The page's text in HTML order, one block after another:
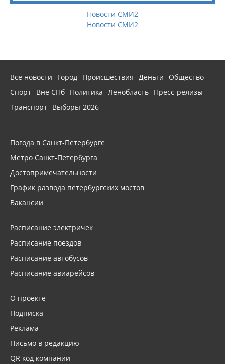
Новости СМИ2
Новости СМИ2
Все новости Город Происшествия Деньги
Общество
Спорт Вне СПб Политика Ленобласть Пресс-релизы
Транспорт Выборы-2026
Погода в Санкт-Петербурге
Метро Санкт-Петербурга
Достопримечательности
График развода петербургских мостов
Вакансии
Расписание электричек
Расписание поездов
Расписание автобусов
Расписание авиарейсов
О проекте
Подписка
Реклама
Письмо в редакцию
QR код компании